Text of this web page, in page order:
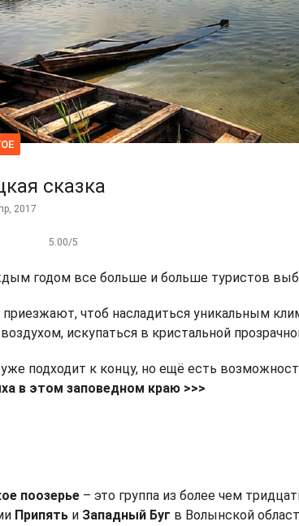
сказка
2017
5.00/5
годом все больше и больше туристов
чтоб насладиться уникальным
искупаться в кристальной
подходит к концу, но ещё есть
в этом заповедном краю >>>
поозерье – это группа из более чем
Припять и Западный Буг в Волынской